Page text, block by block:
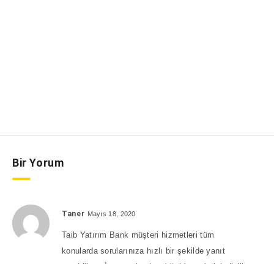
Bir Yorum
Taner Mayıs 18, 2020
Taib Yatırım Bank müşteri hizmetleri tüm
konularda sorularınıza hızlı bir şekilde yanıt